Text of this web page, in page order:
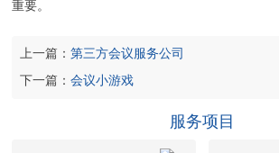
重要。
上一篇：第三方会议服务公司
下一篇：会议小游戏
服务项目